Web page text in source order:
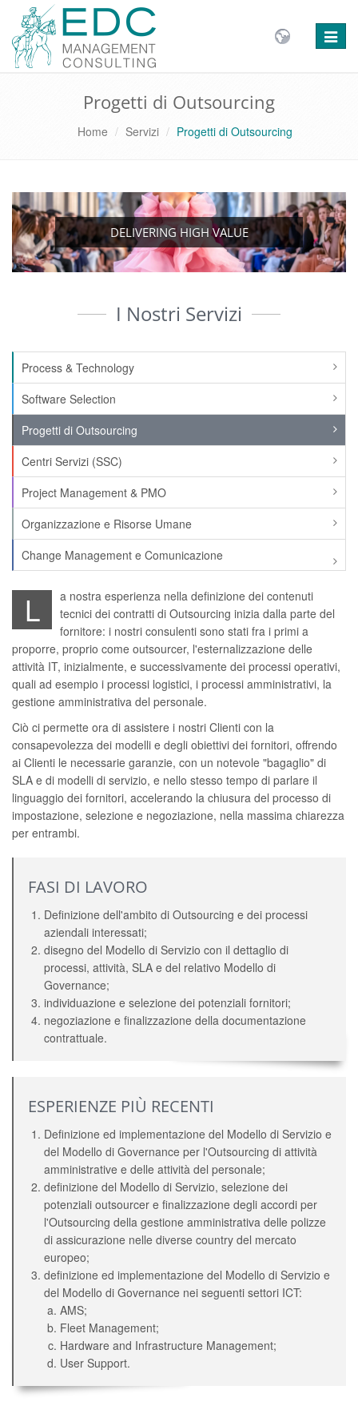
Toggle
Progetti di Outsourcing
Home Servizi Progetti di Outsourcing
DELIVERING HIGH VALUE
I Nostri Servizi
Process & Technology
Software Selection
Progetti di Outsourcing
Centri Servizi (SSC)
Project Management & PMO
Organizzazione e Risorse Umane
Change Management e Comunicazione
L
a nostra esperienza nella definizione dei contenuti
tecnici dei contratti di Outsourcing inizia dalla parte del
fornitore: i nostri consulenti sono stati fra i primi a
proporre, proprio come outsourcer, l'esternalizzazione delle
attività IT, inizialmente, e successivamente dei processi operativi,
quali ad esempio i processi logistici, i processi amministrativi, la
gestione amministrativa del personale.
Ciò ci permette ora di assistere i nostri Clienti con la
consapevolezza dei modelli e degli obiettivi dei fornitori, offrendo
ai Clienti le necessarie garanzie, con un notevole "bagaglio" di
SLA e di modelli di servizio, e nello stesso tempo di parlare il
linguaggio dei fornitori, accelerando la chiusura del processo di
impostazione, selezione e negoziazione, nella massima chiarezza
per entrambi.
FASI DI LAVORO
Definizione dell'ambito di Outsourcing e dei processi
aziendali interessati;
disegno del Modello di Servizio con il dettaglio di
processi, attività, SLA e del relativo Modello di
Governance;
individuazione e selezione dei potenziali fornitori;
negoziazione e finalizzazione della documentazione
contrattuale.
ESPERIENZE PIÙ RECENTI
Definizione ed implementazione del Modello di Servizio e
del Modello di Governance per l'Outsourcing di attività
amministrative e delle attività del personale;
definizione del Modello di Servizio, selezione dei
potenziali outsourcer e finalizzazione degli accordi per
l'Outsourcing della gestione amministrativa delle polizze
di assicurazione nelle diverse country del mercato
europeo;
definizione ed implementazione del Modello di Servizio e
del Modello di Governance nei seguenti settori ICT:
AMS;
Fleet Management;
Hardware and Infrastructure Management;
User Support.